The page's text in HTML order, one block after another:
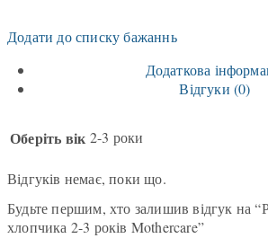
Додати до списку бажаннь
Додаткова
Відгуки (0)
Оберіть вік 2-3 роки
Відгуків немає, поки що.
Будьте першим, хто залишив відгук на
хлопчика 2-3 років Mothercare”